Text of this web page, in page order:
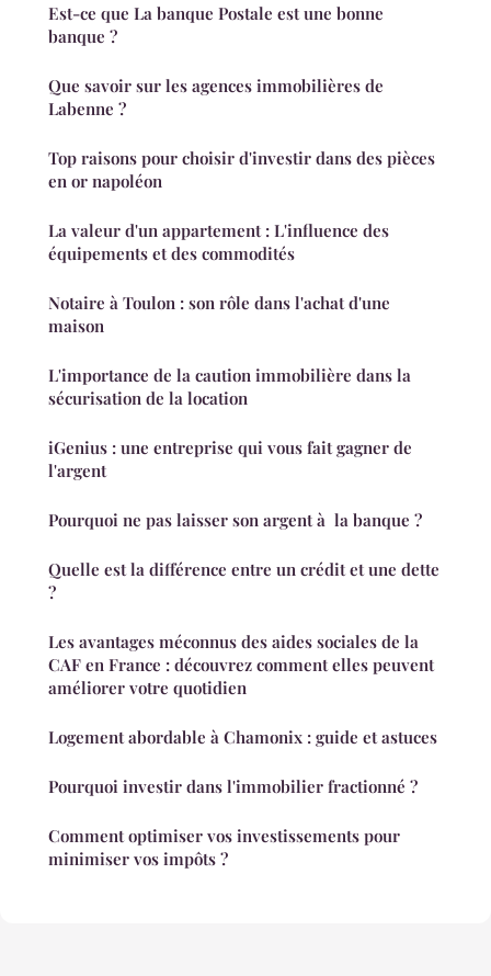
Est-ce que La banque Postale est une bonne
banque ?
Que savoir sur les agences immobilières de
Labenne ?
Top raisons pour choisir d'investir dans des pièces
en or napoléon
La valeur d'un appartement : L'influence des
équipements et des commodités
Notaire à Toulon : son rôle dans l'achat d'une
maison
L'importance de la caution immobilière dans la
sécurisation de la location
iGenius : une entreprise qui vous fait gagner de
l'argent
Pourquoi ne pas laisser son argent à la banque ?
Quelle est la différence entre un crédit et une dette
?
Les avantages méconnus des aides sociales de la
CAF en France : découvrez comment elles peuvent
améliorer votre quotidien
Logement abordable à Chamonix : guide et astuces
Pourquoi investir dans l'immobilier fractionné ?
Comment optimiser vos investissements pour
minimiser vos impôts ?